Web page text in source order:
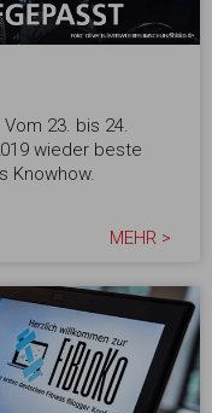
23. bis 24.
wieder beste
Knowhow.
MEHR >